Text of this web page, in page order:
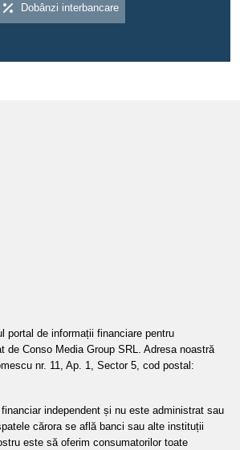
Dobânzi interbancare
portal de informații financiare pentru
de Conso Media Group SRL. Adresa noastră
nr. 11, Ap. 1, Sector 5, cod postal:
independent și nu este administrat sau
cărora se află banci sau alte instituții
este să oferim consumatorilor toate